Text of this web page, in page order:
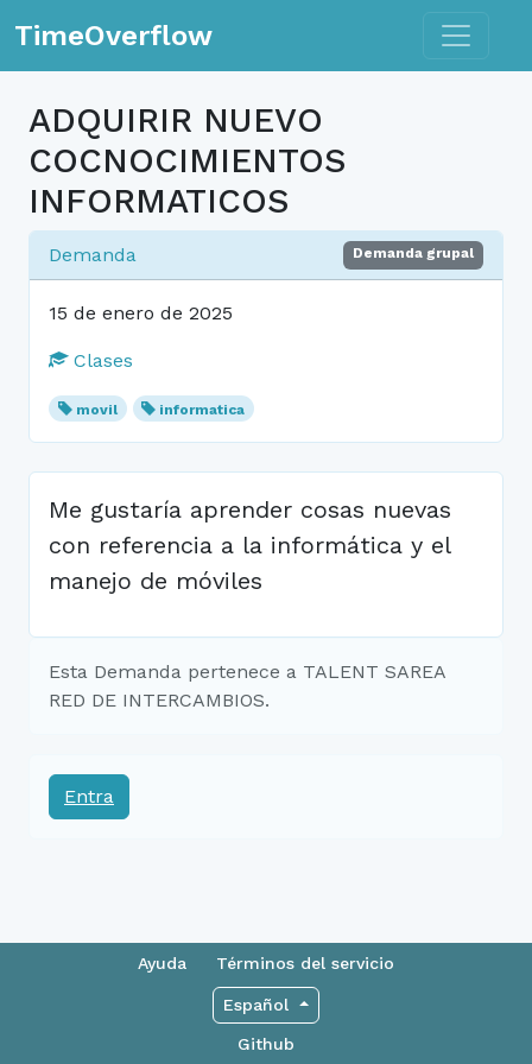
TimeOverflow Toggle
ADQUIRIR NUEVO
COCNOCIMIENTOS
INFORMATICOS
Demanda Demanda grupal
15 de enero de 2025
Clases
movil informatica
Me gustaría aprender cosas nuevas
con referencia a la informática y el
manejo de móviles
Esta Demanda pertenece a TALENT SAREA
RED DE INTERCAMBIOS.
Entra
Ayuda Términos del servicio
Español
Github